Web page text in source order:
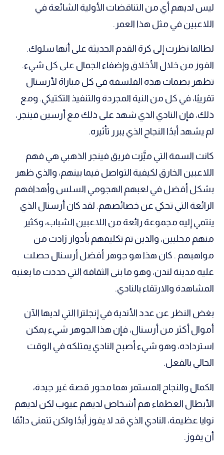
أمريكا
ركن الألعاب
أقسام خاصة
Gamers
ميركاتو
تحقيق في الجول
تحليل في الجول
حكايات في الجول
كويز في الجول
فيديو في الجول
ليس لديهم أي من التناقضات الأولية الشائعة في
اللاعبين في مثل هذا العمر.
لطالما نظرت إلى كرة القدم الحديثة على أنها سلوك.
الفوز من خلال الأخلاق وإضفاء الجمال على كل شيء.
تظهر بصمات هذه الفلسفة في كل مباراة لأرسنال
تقريبًا، في كل من النية المجردة والتنفيذ التكتيكي. ومع
ذلك، فإن النادي الذي شهد على ذلك مع أرسين فينجر،
لم يشهد أبدًا النجاح الذي يبرر تأثيره.
كانت السمة التي ميَّزت فريق فينجر الذهبي هي فهم
اللاعبين الخارق لكيفية التواصل فيما بينهم، والذي ظهر
بشكل أفضل في لعبهم الهجومي السلس وأهدافهم
الرائعة التي تحكي عن خصائصهم. لقد كان أرسنال الذي
ينتمي إليه مجموعة رائعة من اللاعبين الشباب، وكثير
منهم محليين، والذين تم تكليفهم بأدوار زادت من
مواهبهم . كان هذا هو جوهر أفضل أرسنال حصلت
عليه مدينة لندن، وهو ما بنى الثقافة التي حددت ما يعنيه
المشاهدة والارتقاء بالنادي.
بغض النظر عن عدد الأندية في إنجلترا التي لديها الآن
أموال أكثر من أرسنال، فإن هذا الجوهر شيء يمكن
استرداده، وهو شيء أصبح النادي يمتلكه في الوقت
الحالي بالفعل.
الكمال والنجاح المستمر هما محور قصة غير جيدة،
الأبطال العظماء هم أشخاص لديهم عيوب لكن لديهم
نوايا عظيمة، النادي الذي قد لا يفوز أبدًا ولكن تتمنى دائمًا
أن يفوز.